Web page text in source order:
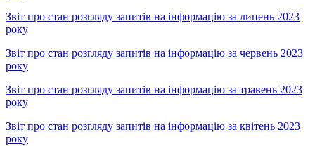
Звіт про стан розгляду запитів на інформацію за липень 2023
року
Звіт про стан розгляду запитів на інформацію за червень 2023
року
Звіт про стан розгляду запитів на інформацію за травень 2023
року
Звіт про стан розгляду запитів на інформацію за квітень 2023
року